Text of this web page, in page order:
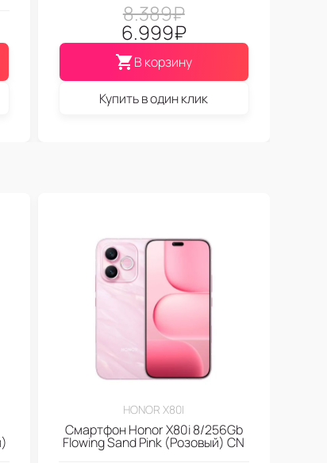
8.389₽
6.999₽
В корзину
Купить в один клик
HONOR X80I
Смартфон Honor X80i 8/256Gb
Flowing Sand Pink (Розовый) CN